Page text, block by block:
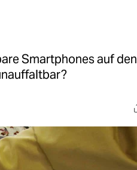
Smartphones auf den